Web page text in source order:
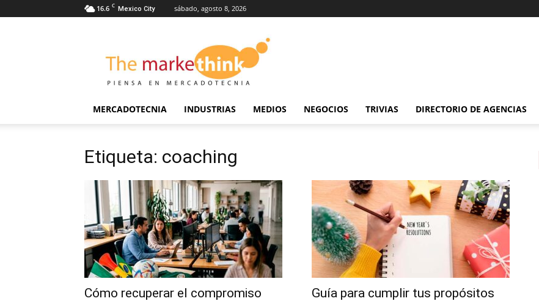
16.6 C Mexico City sábado, agosto 8, 2026
Markethink
MERCADOTECNIA INDUSTRIAS MEDIOS NEGOCIOS TRIVIAS DIRECTORIO DE AGENCIAS
Etiqueta: coaching
Cómo recuperar el compromiso
Guía para cumplir tus propósitos